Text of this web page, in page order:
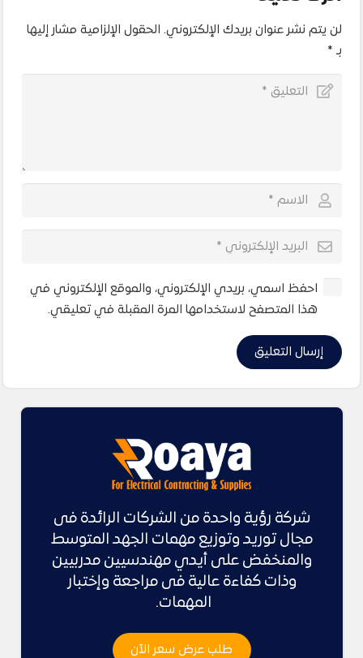
لن يتم نشر عنوان بريدك الإلكتروني. الحقول الإلزامية مشار إليها
بـ *
احفظ اسمي، بريدي الإلكتروني، والموقع الإلكتروني في
هذا المتصفح لاستخدامها المرة المقبلة في تعليقي.
إرسال التعليق
شركة رؤية واحدة من الشركات الرائدة فى
مجال توريد وتوزيع مهمات الجهد المتوسط
والمنخفض على أيدي مهندسيين مدربيين
وذات كفاءة عالية فى مراجعة وإختبار
المهمات.
طلب عرض سعر الآن